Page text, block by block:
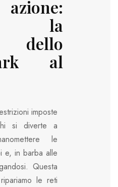
la
dello
al
imposte
si diverte a
le
e, in barba alle
Questa
le reti